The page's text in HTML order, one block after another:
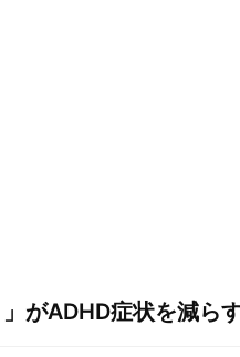
」がADHD症状を減ら